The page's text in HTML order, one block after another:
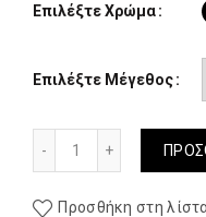
Επιλέξτε Χρώμα
Επιλέξτε Μέγεθος
Προσθήκη στη